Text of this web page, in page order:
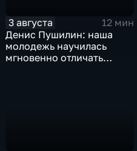
3 августа
12 мин
Денис Пушилин: наша
молодежь научилась
мгновенно отличать